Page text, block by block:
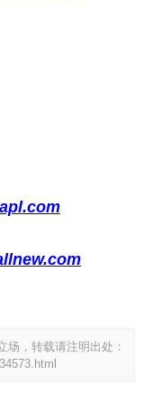
，转载请注明出处：